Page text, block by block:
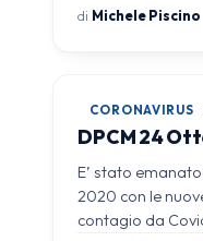
di Michele Piscino
CORONAVIRUS
DPCM 24
E’ stato
2020 con le
contagio da